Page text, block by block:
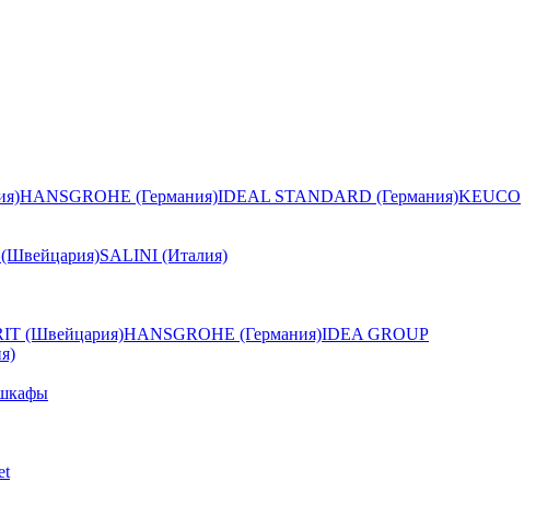
HANSGROHE (Германия)IDEAL STANDARD (Германия)KEUCO
SALINI (Италия)
(Швейцария)HANSGROHE (Германия)IDEA GROUP